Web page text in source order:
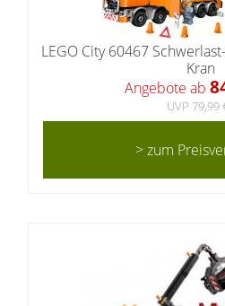
LEGO City 60467
Kran
Angebote ab
UVP 79,99
> zum